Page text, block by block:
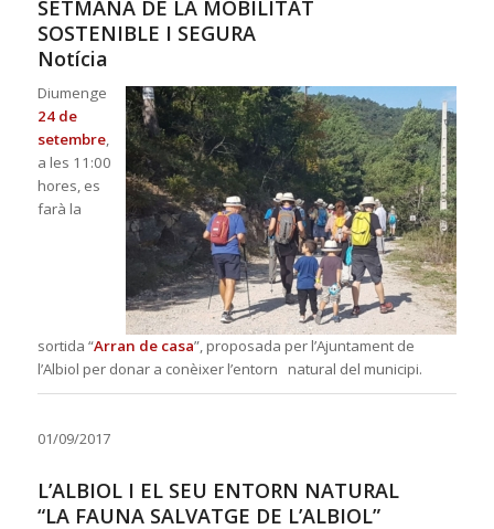
SETMANA DE LA MOBILITAT
SOSTENIBLE I SEGURA
Notícia
Diumenge
24 de
setembre,
a les 11:00
hores, es
farà la
sortida “Arran de casa”, proposada per l’Ajuntament de
l’Albiol per donar a conèixer l’entorn natural del municipi.
01/09/2017
L’ALBIOL I EL SEU ENTORN NATURAL
“LA FAUNA SALVATGE DE L’ALBIOL”